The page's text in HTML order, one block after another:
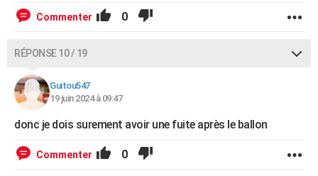
Commenter 0
RÉPONSE 10 / 19
Guitou547
19 juin 2024 à 09:47
donc je dois surement avoir une fuite après le ballon
Commenter 0